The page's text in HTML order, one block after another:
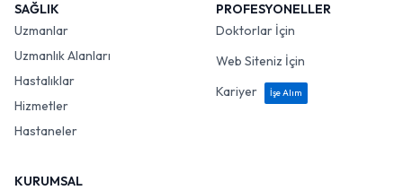
SAĞLIK
Uzmanlar
Uzmanlık Alanları
Hastalıklar
Hizmetler
Hastaneler
PROFESYONELLER
Doktorlar İçin
Web Siteniz İçin
Kariyer
İşe Alım
KURUMSAL